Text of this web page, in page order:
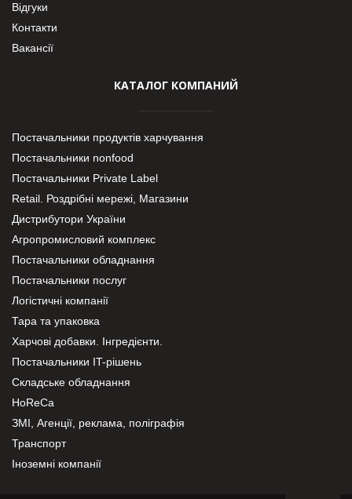
Відгуки
Контакти
Вакансії
КАТАЛОГ КОМПАНИЙ
Постачальники продуктів харчування
Постачальники nonfood
Постачальники Private Label
Retail. Роздрібні мережі, Магазини
Дистрибутори України
Агропромисловий комплекс
Постачальники обладнання
Постачальники послуг
Логістичні компанії
Тара та упаковка
Харчові добавки. Інгредієнти.
Постачальники IT-рішень
Складське обладнання
HoReCa
ЗМІ, Агенції, реклама, поліграфія
Транспорт
Іноземні компанії